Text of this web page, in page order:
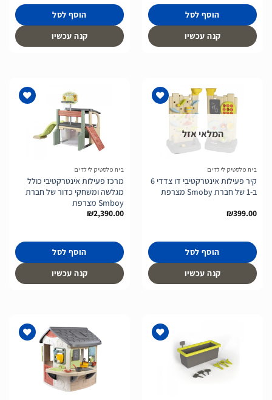
הוסף לסל
קנה עכשיו
הוסף לסל
קנה עכשיו
המלאי אזל
בית פלסטיק לילדים
קיר פעילות אינטרקטיבי דו צדדי 6
ב-1 של חברת Smoby מצרפת
₪399.00
הוסף לסל
קנה עכשיו
בית פלסטיק לילדים
מרכז פעילות אינטרקטיבי כולל
מגלשה ומשחקי כדור של חברת
Smboy מצרפת
₪2,390.00
הוסף לסל
קנה עכשיו